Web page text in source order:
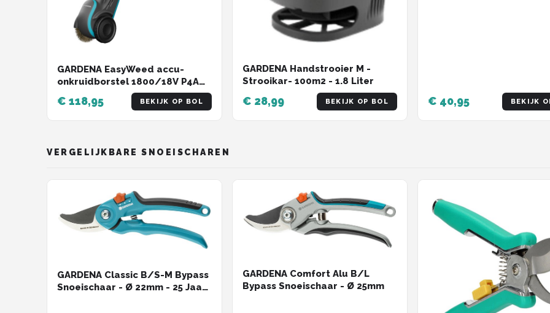
GARDENA EasyWeed accu-
onkruidborstel 1800/18V P4A
€ 118,95 BEKIJK OP BOL
GARDENA Handstrooier M -
Strooikar- 100m2 - 1.8 Liter
€ 28,99 BEKIJK OP BOL € 40,95 BEKIJK
VERGELIJKBARE SNOEISCHAREN
GARDENA Classic B/S-M Bypass
Snoeischaar - Ø 22mm - 25 Jaar
GARDENA Comfort Alu B/L
Bypass Snoeischaar - Ø 25mm